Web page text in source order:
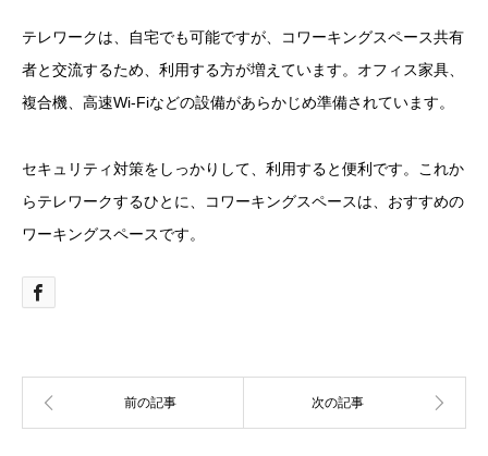
テレワークは、自宅でも可能ですが、コワーキングスペース共有
者と交流するため、利用する方が増えています。オフィス家具、
複合機、高速Wi-Fiなどの設備があらかじめ準備されています。
セキュリティ対策をしっかりして、利用すると便利です。これか
らテレワークするひとに、コワーキングスペースは、おすすめの
ワーキングスペースです。